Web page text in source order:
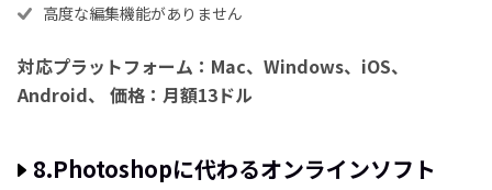
高度な編集機能がありません
対応プラットフォーム：Mac、Windows、iOS、
Android、 価格：月額13ドル
8.Photoshopに代わるオンラインソフト